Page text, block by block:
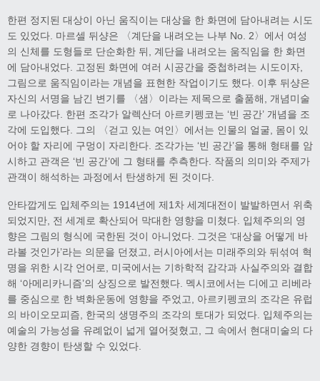
한편 정지된 대상이 아닌 움직이는 대상을 한 화면에 담아내려는 시도
도 있었다. 마르셀 뒤샹은 〈계단을 내려오는 나부 No. 2〉에서 여성
의 신체를 도형들로 단순화한 뒤, 계단을 내려오는 움직임을 한 화면
에 담아내었다. 고정된 화면에 여러 시공간을 중첩하려는 시도이자,
그림으로 움직임이라는 개념을 표현한 작업이기도 했다. 이후 뒤샹은
자신의 서명을 남긴 변기를 〈샘〉이라는 제목으로 출품해, 개념미술
로 나아갔다. 한편 조각가 알렉산더 아르키펭코는 ‘빈 공간’ 개념을 조
각에 도입했다. 그의 〈걷고 있는 여인〉에서는 인물의 얼굴, 몸이 있
어야 할 자리에 구멍이 자리한다. 조각가는 ‘빈 공간’을 통해 형태를 암
시하고 관객은 ‘빈 공간’에 그 형태를 추측한다. 작품의 의미와 주제가
관객이 해석하는 과정에서 탄생하게 된 것이다.
안타깝게도 입체주의는 1914년에 제1차 세계대전이 발발하면서 위축
되었지만, 전 세계로 확산되어 막대한 영향을 미쳤다. 입체주의의 영
향은 그림의 형식에 국한된 것이 아니었다. 그것은 ‘대상을 어떻게 바
라볼 것인가’라는 의문을 던졌고, 러시아에서는 미래주의와 뒤섞여 혁
명을 위한 시각 언어로, 미국에서는 기하학적 감각과 사실주의와 결합
해 ‘아메리카니즘’의 상징으로 발전했다. 멕시코에서는 디에고 리베라
를 중심으로 한 벽화운동에 영향을 주었고, 아르키펭코의 조각은 유럽
의 바이오모피즘, 한국의 생명주의 조각의 토대가 되었다. 입체주의는
예술의 가능성을 유례없이 넓게 열어젖혔고, 그 속에서 현대미술의 다
양한 경향이 탄생할 수 있었다.